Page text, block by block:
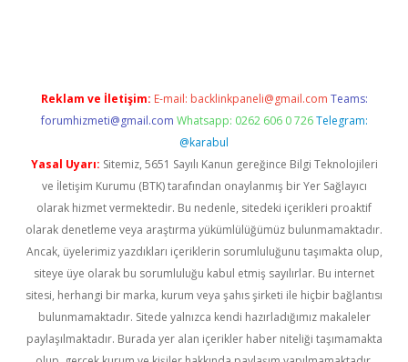
Reklam ve İletişim: E-mail: backlinkpaneli@gmail.com Teams:
forumhizmeti@gmail.com Whatsapp: 0262 606 0 726 Telegram:
@karabul
Yasal Uyarı: Sitemiz, 5651 Sayılı Kanun gereğince Bilgi Teknolojileri
ve İletişim Kurumu (BTK) tarafından onaylanmış bir Yer Sağlayıcı
olarak hizmet vermektedir. Bu nedenle, sitedeki içerikleri proaktif
olarak denetleme veya araştırma yükümlülüğümüz bulunmamaktadır.
Ancak, üyelerimiz yazdıkları içeriklerin sorumluluğunu taşımakta olup,
siteye üye olarak bu sorumluluğu kabul etmiş sayılırlar. Bu internet
sitesi, herhangi bir marka, kurum veya şahıs şirketi ile hiçbir bağlantısı
bulunmamaktadır. Sitede yalnızca kendi hazırladığımız makaleler
paylaşılmaktadır. Burada yer alan içerikler haber niteliği taşımamakta